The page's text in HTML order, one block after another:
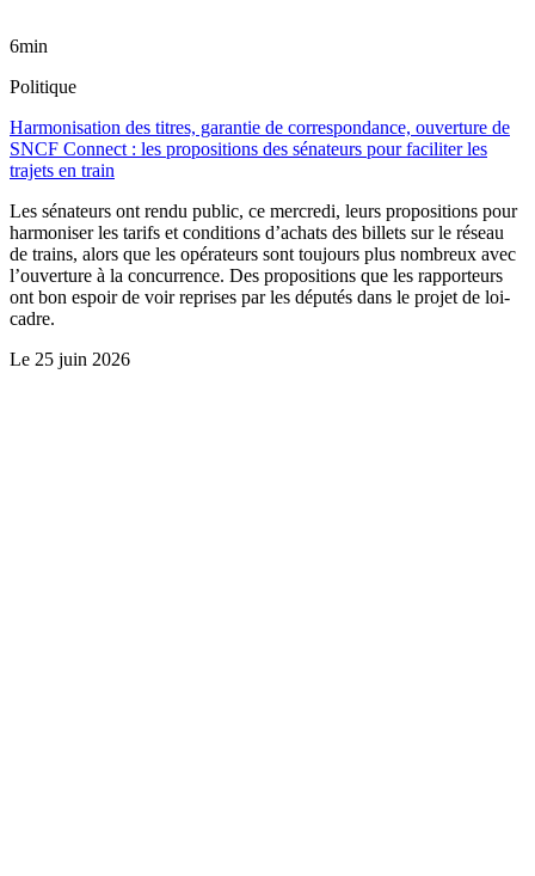
6min
Politique
Harmonisation des titres, garantie de correspondance, ouverture de
SNCF Connect : les propositions des sénateurs pour faciliter les
trajets en train
Les sénateurs ont rendu public, ce mercredi, leurs propositions pour
harmoniser les tarifs et conditions d’achats des billets sur le réseau
de trains, alors que les opérateurs sont toujours plus nombreux avec
l’ouverture à la concurrence. Des propositions que les rapporteurs
ont bon espoir de voir reprises par les députés dans le projet de loi-
cadre.
Le 25 juin 2026